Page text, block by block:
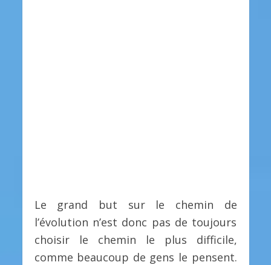
Le grand but sur le chemin de
l’évolution n’est donc pas de toujours
choisir le chemin le plus difficile,
comme beaucoup de gens le pensent.